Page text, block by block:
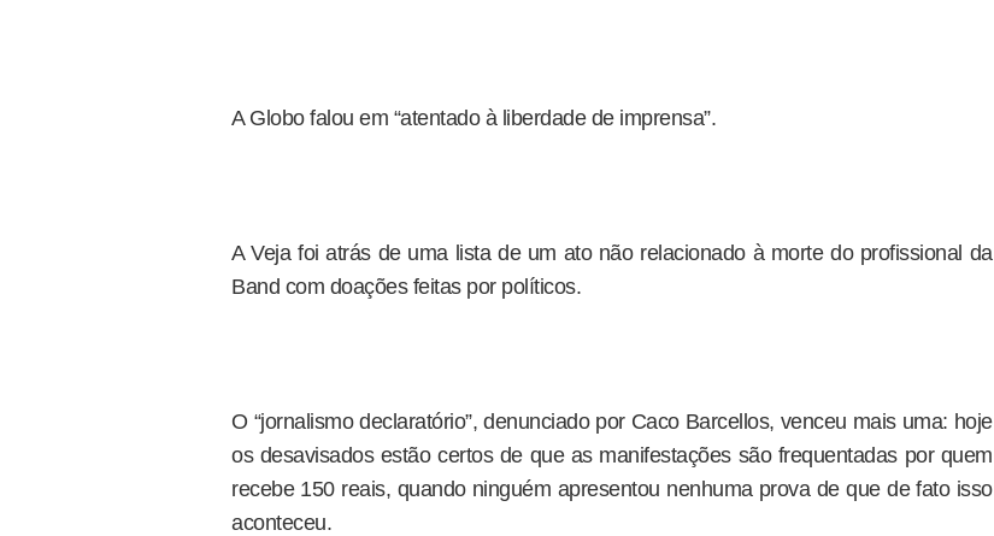
A Globo falou em “atentado à liberdade de imprensa”.
A Veja foi atrás de uma lista de um ato não relacionado à morte do profissional da
Band com doações feitas por políticos.
O “jornalismo declaratório”, denunciado por Caco Barcellos, venceu mais uma: hoje
os desavisados estão certos de que as manifestações são frequentadas por quem
recebe 150 reais, quando ninguém apresentou nenhuma prova de que de fato isso
aconteceu.